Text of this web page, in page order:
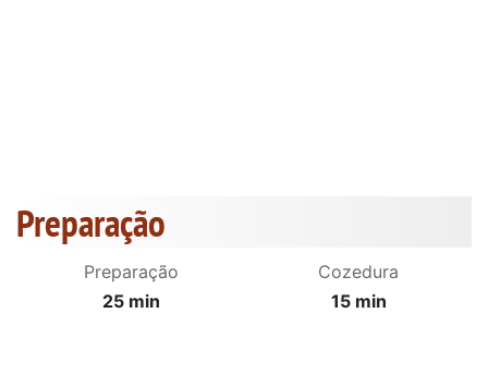
Preparação
Preparação
25 min
Cozedura
15 min